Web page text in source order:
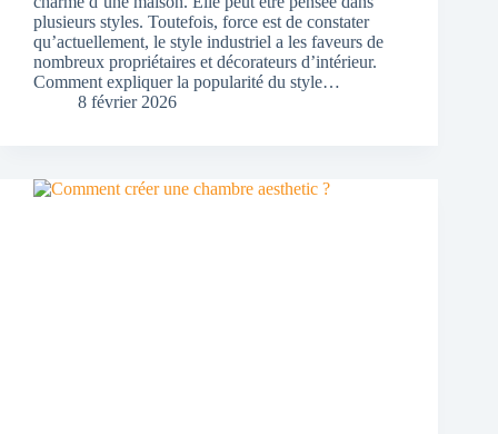
plusieurs styles. Toutefois, force est de constater
qu’actuellement, le style industriel a les faveurs de
nombreux propriétaires et décorateurs d’intérieur.
Comment expliquer la popularité du style…
8 février 2026